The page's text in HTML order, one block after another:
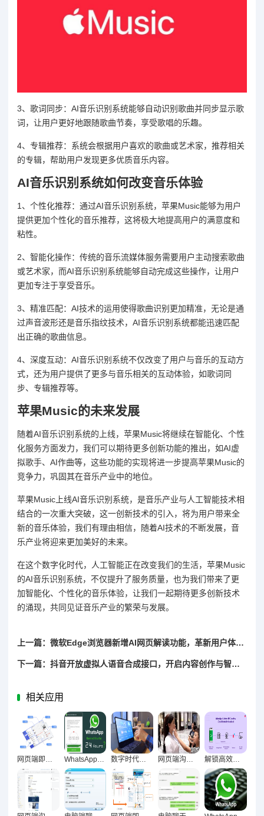
3、歌词同步：AI音乐识别系统能够自动识别歌曲并同步显示歌
词，让用户更好地跟随歌曲节奏，享受歌唱的乐趣。
4、专辑推荐：系统会根据用户喜欢的歌曲或艺术家，推荐相关
的专辑，帮助用户发现更多优质音乐内容。
AI音乐识别系统如何改变音乐体验
1、个性化推荐：通过AI音乐识别系统，苹果Music能够为用户
提供更加个性化的音乐推荐，这将极大地提高用户的满意度和
粘性。
2、智能化操作：传统的音乐流媒体服务需要用户主动搜索歌曲
或艺术家，而AI音乐识别系统能够自动完成这些操作，让用户
更加专注于享受音乐。
3、精准匹配：AI技术的运用使得歌曲识别更加精准，无论是通
过声音波形还是音乐指纹技术，AI音乐识别系统都能迅速匹配
出正确的歌曲信息。
4、深度互动：AI音乐识别系统不仅改变了用户与音乐的互动方
式，还为用户提供了更多与音乐相关的互动体验，如歌词同
步、专辑推荐等。
苹果Music的未来发展
随着AI音乐识别系统的上线，苹果Music将继续在智能化、个性
化服务方面发力，我们可以期待更多创新功能的推出，如AI虚
拟歌手、AI作曲等，这些功能的实现将进一步提高苹果Music的
竞争力，巩固其在音乐产业中的地位。
苹果Music上线AI音乐识别系统，是音乐产业与人工智能技术相
结合的一次重大突破，这一创新技术的引入，将为用户带来全
新的音乐体验，我们有理由相信，随着AI技术的不断发展，音
乐产业将迎来更加美好的未来。
在这个数字化时代，人工智能正在改变我们的生活，苹果Music
的AI音乐识别系统，不仅提升了服务质量，也为我们带来了更
加智能化、个性化的音乐体验，让我们一起期待更多创新技术
的涌现，共同见证音乐产业的繁荣与发展。
上一篇：微软Edge浏览器新增AI网页解读功能，革新用户体验并引领智能浏览新纪元
下一篇：抖音开放虚拟人语音合成接口，开启内容创作与智能交互新纪元
相关应用
网页端即时通讯重构信息追踪数字化新范式 WhatsApp网页版，跨时区协作的沟通新优势 数字时代效率革命，电脑聊天工具对办公效率的长期影响探析 网页端沟通，破设备壁垒的效率革命 解锁高效办公新维度，WhatsApp网页版日常办公实用价值深度剖析